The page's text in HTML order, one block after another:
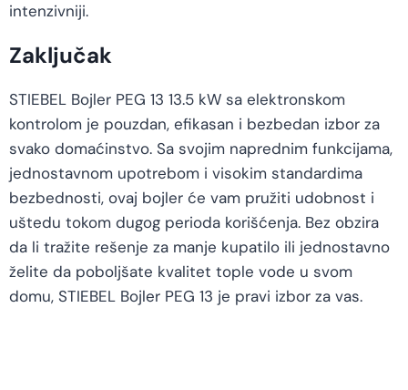
intenzivniji.
Zaključak
STIEBEL Bojler PEG 13 13.5 kW sa elektronskom
kontrolom je pouzdan, efikasan i bezbedan izbor za
svako domaćinstvo. Sa svojim naprednim funkcijama,
jednostavnom upotrebom i visokim standardima
bezbednosti, ovaj bojler će vam pružiti udobnost i
uštedu tokom dugog perioda korišćenja. Bez obzira
da li tražite rešenje za manje kupatilo ili jednostavno
želite da poboljšate kvalitet tople vode u svom
domu, STIEBEL Bojler PEG 13 je pravi izbor za vas.